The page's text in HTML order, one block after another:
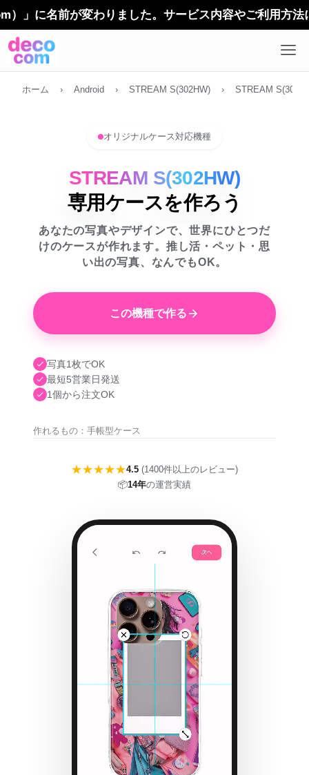
前が変わりました。サービス内容やご利用方法に変更
ホーム › Android › STREAM S(302HW) › STREAM
オリジナルケース対応機種
STREAM S(302HW)
専用ケースを作ろう
あなたの写真やデザインで、世界にひとつだ
けのケースが作れます。推し活・ペット・思
い出の写真、なんでもOK。
この機種で作る
写真1枚でOK
最短5営業日発送
1個から注文OK
作れるもの：手帳型ケース
★★★★★4.5 (1400件以上のレビュー)
📦14年の運営実績